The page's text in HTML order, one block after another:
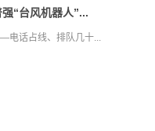
“台风机器人”...
电话占线、排队几十...